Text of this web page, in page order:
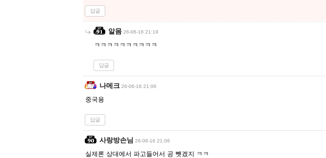
답글
알몸 26-06-16 21:19
ㅋㅋㅋㅋㅋㅋㅋㅋㅋㅋ
답글
나메크 26-06-16 21:06
중국용
답글
사랑방손님 26-06-16 21:06
실제론 상대에서 파고들어서 공 뺏겠지 ㅋㅋ